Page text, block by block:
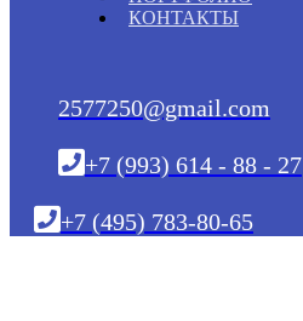
КОНТАКТЫ
2577250@gmail.com
+7 (993) 614 - 88 - 27
+7 (495) 783-80-65